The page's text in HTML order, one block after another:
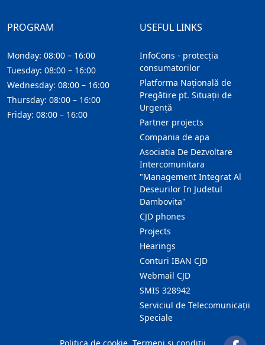
USEFUL LINKS
InfoCons - protecția
consumatorilor
Platforma Națională de
Pregătire pt. Situații de
Urgență
Partner projects
Compania de apa
Asociatia De Dezvoltare
Intercomunitara
"Management Integrat Al
Deseurilor In Judetul
Dambovita"
CJD phones
Projects
Hearings
Conturi IBAN CJD
Webmail CJD
SMIS 328942
Serviciul de Telecomunicații
Speciale
PROGRAM
Monday: 08:00 – 16:00
Tuesday: 08:00 – 16:00
Wednesday: 08:00 – 16:00
Thursday: 08:00 – 16:00
Friday: 08:00 – 16:00